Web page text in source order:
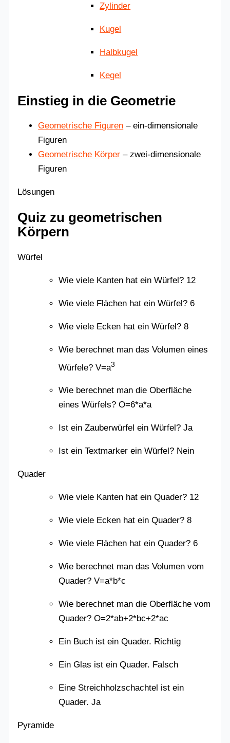
Zylinder
Kugel
Halbkugel
Kegel
Einstieg in die Geometrie
Geometrische Figuren – ein-dimensionale
Figuren
Geometrische Körper – zwei-dimensionale
Figuren
Lösungen
Quiz zu geometrischen
Körpern
Würfel
Wie viele Kanten hat ein Würfel? 12
Wie viele Flächen hat ein Würfel? 6
Wie viele Ecken hat ein Würfel? 8
Wie berechnet man das Volumen eines
Würfele? V=a3
Wie berechnet man die Oberfläche
eines Würfels? O=6*a*a
Ist ein Zauberwürfel ein Würfel? Ja
Ist ein Textmarker ein Würfel? Nein
Quader
Wie viele Kanten hat ein Quader? 12
Wie viele Ecken hat ein Quader? 8
Wie viele Flächen hat ein Quader? 6
Wie berechnet man das Volumen vom
Quader? V=a*b*c
Wie berechnet man die Oberfläche vom
Quader? O=2*ab+2*bc+2*ac
Ein Buch ist ein Quader. Richtig
Ein Glas ist ein Quader. Falsch
Eine Streichholzschachtel ist ein
Quader. Ja
Pyramide